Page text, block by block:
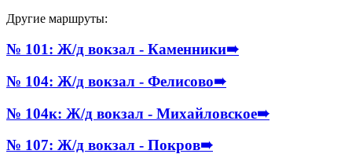
Другие маршруты:
№ 101: Ж/д вокзал - Каменники➠
№ 104: Ж/д вокзал - Фелисово➠
№ 104к: Ж/д вокзал - Михайловское➠
№ 107: Ж/д вокзал - Покров➠